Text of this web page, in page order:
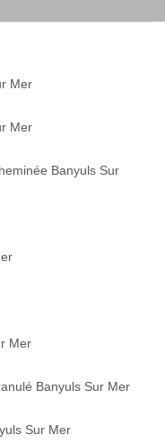
Mer
Mer
Banyuls Sur
Mer
Banyuls Sur Mer
Sur Mer